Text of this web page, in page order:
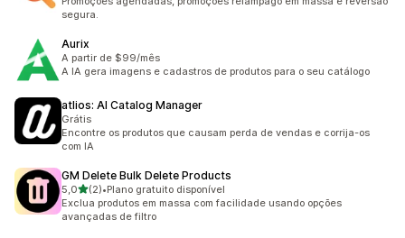
segura.
Aurix
A partir de $99/mês
A IA gera imagens e cadastros de produtos para o seu catálogo
atlios: AI Catalog Manager
Grátis
Encontre os produtos que causam perda de vendas e corrija-os
com IA
GM Delete Bulk Delete Products
5,0de 5 estrelas
(2)
2 avaliações ao todo
•Plano gratuito disponível
Exclua produtos em massa com facilidade usando opções
avançadas de filtro